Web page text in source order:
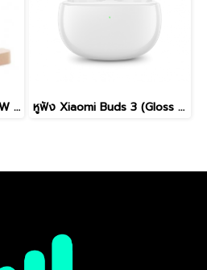
แท่นชาร์จไร้สาย Xiaomi 50W Wireless Charging Stand หูฟัง Xiaomi Buds 3 (Gloss White)